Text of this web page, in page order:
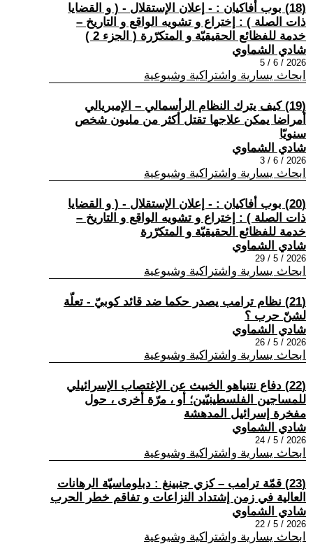
(18) بوب أفاكيان : - إعلان الإستقلال - ( و القضايا
ذات الصلة ) : إختراع و تشويه الواقع و التاريخ –
خدمة للفظائع الحقيقيّة و المتكرّرة ( الجزء 2 )
شادي الشماوي
2026 / 6 / 5
ابحاث يسارية واشتراكية وشيوعية
(19) كيف يترك النظام الرأسمالي – الإمبريالي
أمراضا يمكن علاجها تقتل أكثر من مليون شخص
سنويّا
شادي الشماوي
2026 / 6 / 3
ابحاث يسارية واشتراكية وشيوعية
(20) بوب أفاكيان : - إعلان الإستقلال - ( و القضايا
ذات الصلة ) : إختراع و تشويه الواقع و التاريخ –
خدمة للفظائع الحقيقيّة و المتكرّرة
شادي الشماوي
2026 / 5 / 29
ابحاث يسارية واشتراكية وشيوعية
(21) نظام ترامب يصدر حكما ضد قائد كوبيّ - تعلّة
لشنّ حرب ؟
شادي الشماوي
2026 / 5 / 26
ابحاث يسارية واشتراكية وشيوعية
(22) دفاع نتنياهو الخبيث عن الإغتصاب الإسرائيلي
للمساجين الفلسطينيّين؛ أو ، مرّة أخرى ، حول
مفخرة إسرائيل المدهشة
شادي الشماوي
2026 / 5 / 24
ابحاث يسارية واشتراكية وشيوعية
(23) قمّة ترامب – كزي جنبينغ : دبلوماسيّة الرهانات
العالية في زمن إشتداد النزاعات و تفاقم خطر الحرب
شادي الشماوي
2026 / 5 / 22
ابحاث يسارية واشتراكية وشيوعية